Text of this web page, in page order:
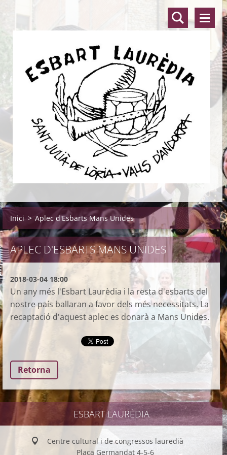
Inici > Aplec d'Esbarts Mans Unides
APLEC D'ESBARTS MANS UNIDES
2018-03-04 18:00
Un any més l'Esbart Laurèdia i la resta d'esbarts del
nostre país ballaran a favor dels més necessitats. La
recaptació d'aquest aplec es donarà a Mans Unides.
Retorna
ESBART LAURÈDIA
Centre cultural i de congressos lauredià
Plaça Germandat 4-5-6